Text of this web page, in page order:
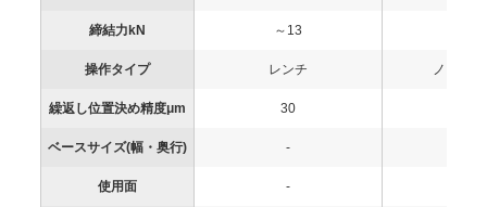
締結力kN ～13
操作タイプ レンチ ノブ(工
繰返し位置決め精度μm 30
ベースサイズ(幅・奥行) -
使用面 -